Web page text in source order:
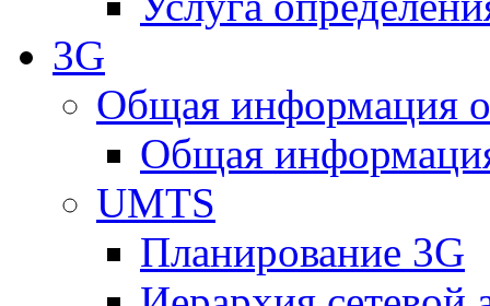
3G
Общая информация
Общая
UMTS
Планирование 3G